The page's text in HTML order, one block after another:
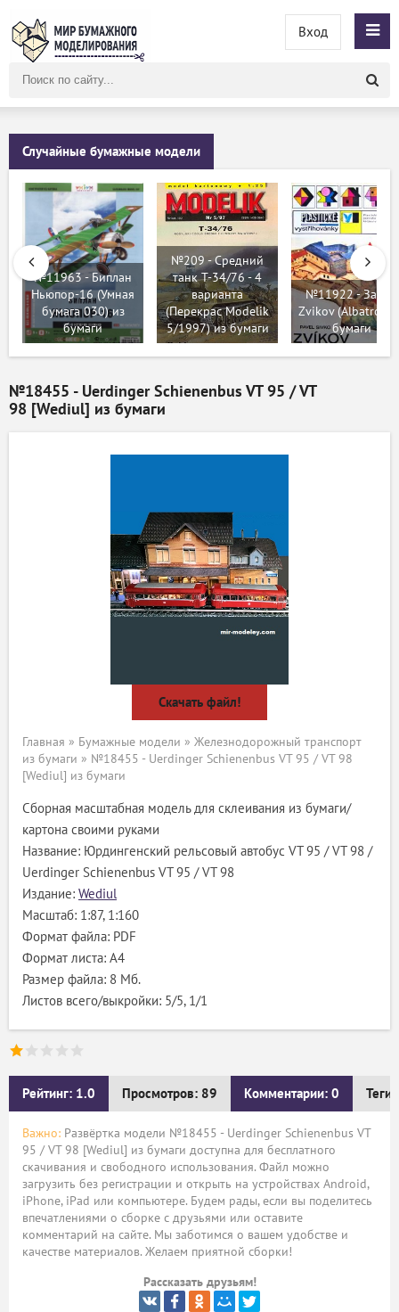
сайту
Вход
Случайные бумажные модели
№11963 - Биплан
Ньюпор-16 (Умная
бумага 030) из
бумаги
№209 - Средний
танк Т-34/76 - 4
варианта
(Перекрас Modelik
5/1997) из бумаги
№11922 - Замок
Zvikov (Albatros)
бумаги
№18455 - Uerdinger Schienenbus VT 95 / VT
98 [Wediul] из бумаги
Скачать файл!
Главная » Бумажные модели » Железнодорожный транспорт
из бумаги » №18455 - Uerdinger Schienenbus VT 95 / VT 98
[Wediul] из бумаги
Сборная масштабная модель для склеивания из бумаги/
картона своими руками
Название: Юрдингенский рельсовый автобус VT 95 / VT 98 /
Uerdinger Schienenbus VT 95 / VT 98
Издание: Wediul
Масштаб: 1:87, 1:160
Формат файла: PDF
Формат листа: А4
Размер файла: 8 Мб.
Листов всего/выкройки: 5/5, 1/1
Рейтинг: 1.0 Просмотров: 89 Комментарии: 0 Теги:
Важно: Развёртка модели №18455 - Uerdinger Schienenbus VT
95 / VT 98 [Wediul] из бумаги доступна для бесплатного
скачивания и свободного использования. Файл можно
загрузить без регистрации и открыть на устройствах Android,
iPhone, iPad или компьютере. Будем рады, если вы поделитесь
впечатлениями о сборке с друзьями или оставите
комментарий на сайте. Мы заботимся о вашем удобстве и
качестве материалов. Желаем приятной сборки!
Рассказать друзьям!